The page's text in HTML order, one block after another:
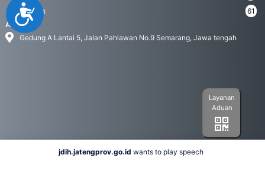
Accessibility
Tidak Puas
61
Address
Gedung A Lantai 5, Jalan Pahlawan No.9 Semarang, Jawa tengah
Layanan
Aduan
jdih.jatengprov.go.id wants to play speech